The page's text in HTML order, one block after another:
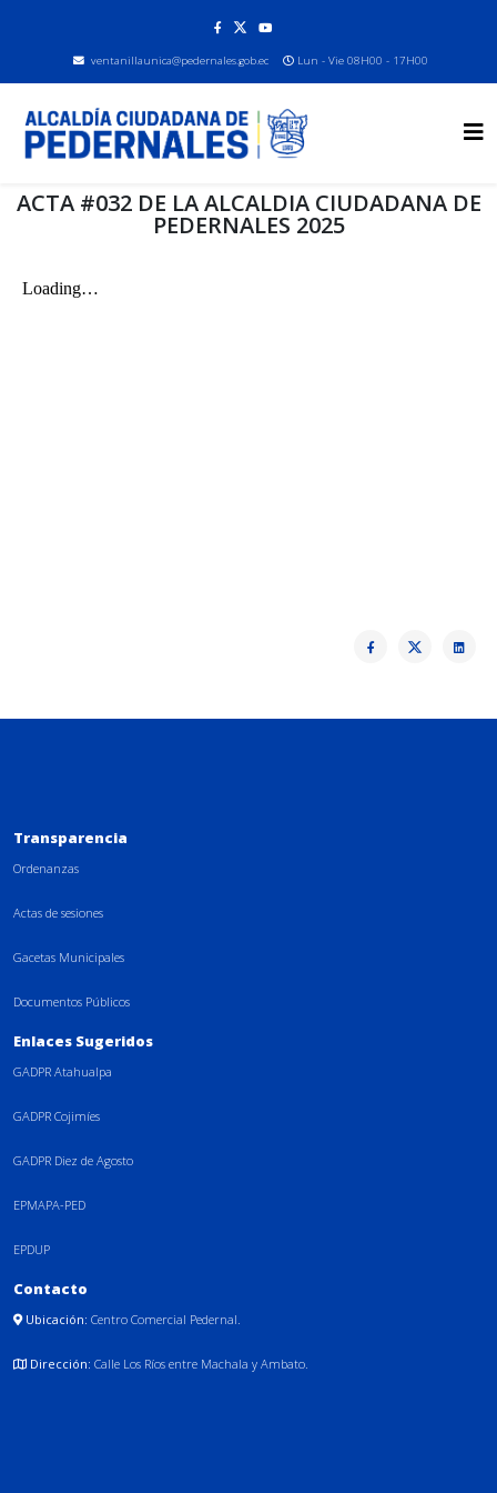
ventanillaunica@pedernales.gob.ec Lun - Vie 08H00 - 17H00
ACTA #032 DE LA ALCALDIA CIUDADANA DE
PEDERNALES 2025
Transparencia
Ordenanzas
Actas de sesiones
Gacetas Municipales
Documentos Públicos
Enlaces Sugeridos
GADPR Atahualpa
GADPR Cojimíes
GADPR Diez de Agosto
EPMAPA-PED
EPDUP
Contacto
Ubicación: Centro Comercial Pedernal.
Dirección: Calle Los Ríos entre Machala y Ambato.